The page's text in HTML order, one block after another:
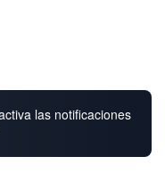
las notificaciones